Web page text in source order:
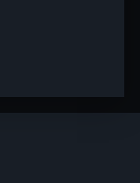
więcej o nas